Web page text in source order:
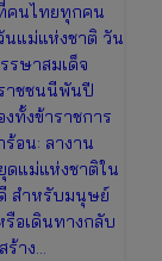
คนไทยทุกคน
นแม่แห่งชาติ วัน
รษาสมเด็จ
าชชนนีพันปี
ทั้งข้าราชการ
อน: ลางาน
ดแม่แห่งชาติใน
สำหรับมนุษย์
รือเดินทางกลับ
ร้าง…